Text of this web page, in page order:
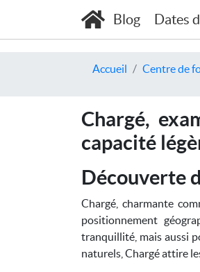
Blog Dates
Accueil Centre de
Chargé,
capacité
Découverte
Chargé, charmante
positionnement
tranquillité, mais aussi
naturels, Chargé attire